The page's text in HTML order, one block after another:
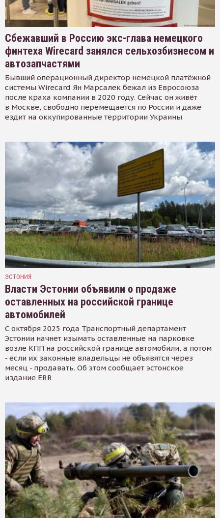
Сбежавший в Россию экс-глава немецкого
финтеха Wirecard занялся сельхозбизнесом и
автозапчастями
Бывший операционный директор немецкой платёжной
системы Wirecard Ян Марсалек бежал из Евросоюза
после краха компании в 2020 году. Сейчас он живёт
в Москве, свободно перемещается по России и даже
ездит на оккупированные территории Украины
ЭСТОНИЯ
Власти Эстонии объявили о продаже
оставленных на российской границе
автомобилей
С октября 2025 года Транспортный департамент
Эстонии начнет изымать оставленные на парковке
возле КПП на российской границе автомобили, а потом
- если их законные владельцы не объявятся через
месяц - продавать. Об этом сообщает эстонское
издание ERR